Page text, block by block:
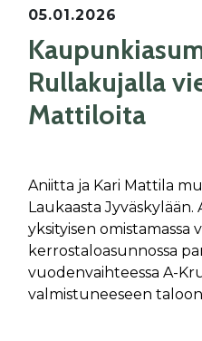
05.01.2026
Rullakujalla
Mattiloita
Aniitta ja Kari Mattila
Laukaasta
yksityisen omistamassa
kerrostaloasunnossa
vuodenvaihteessa A-
valmistuneeseen